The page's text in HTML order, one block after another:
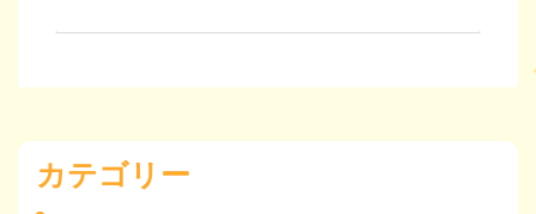
カテゴリー